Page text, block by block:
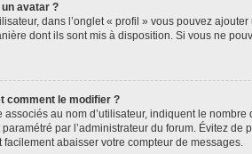
avatar ?
dans l’onglet « profil » vous pouvez
dont ils sont mis à disposition. Si vous ne
comment le modifier ?
associés au nom d’utilisateur, indiquent le
paramétré par l’administrateur du forum. Évitez
abaisser votre compteur de messages.